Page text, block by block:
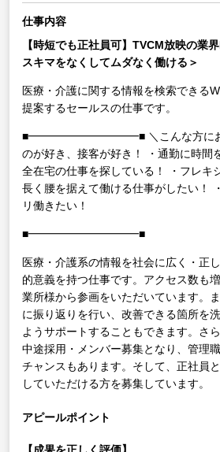
仕事内容
【時短でも正社員可】TVCM放映の業
スキマをなくしてムダなく働ける＞
医療・介護に関する情報を検索できる
提案するセールスの仕事です。
■━━━━━━━━━━■ ＼こんな方に
のが好き、接客が好き！
・通勤に時間
全在宅の仕事を探している！
・フレキ
長く腰を据えて働ける仕事がしたい！
リ働きたい！
■━━━━━━━━━━■
医療・介護系の情報を社会に広く・正
的意義を持つ仕事です。アクセス数も
業所様から参画をいただいています。
に振り返りを行い、改善できる箇所を
ようサポートすることもできます。さ
中途採用・メンバー募集となり、管理
チャンスもあります。そして、正社員
していただける方を募集しています。
アピールポイント